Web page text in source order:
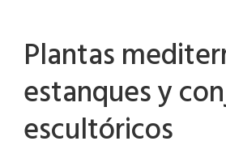
Plantas
estanques y
escultóricos